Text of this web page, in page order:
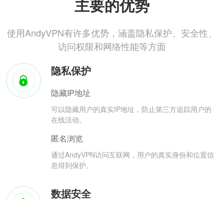
主要的优势
使用AndyVPN有许多优势，涵盖隐私保护、安全性、
访问权限和网络性能等方面
隐私保护
隐藏IP地址
可以隐藏用户的真实IP地址，防止第三方追踪用户的
在线活动。
匿名浏览
通过AndyVPN访问互联网，用户的真实身份和位置信
息得到保护。
数据安全